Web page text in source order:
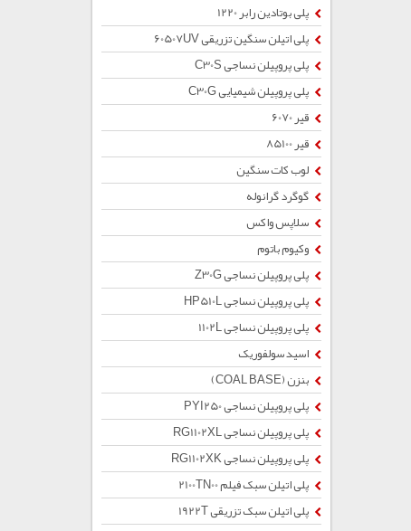
پلی بوتادین رابر 1220
پلی اتیلن سنگین تزریقی 60507UV
پلی پروپیلن نساجی C30S
پلی پروپیلن شیمیایی C30G
قیر 6070
قیر 85100
لوب کات سنگین
گوگرد گرانوله
سلاپس واکس
وکیوم باتوم
پلی پروپیلن نساجی Z30G
پلی پروپیلن نساجی HP510L
پلی پروپیلن نساجی 1102L
اسید سولفوریک
بنزن (COAL BASE)
پلی پروپیلن نساجی PYI250
پلی پروپیلن نساجی RG1102XL
پلی پروپیلن نساجی RG1102XK
پلی اتیلن سبک فیلم 2100TN00
پلی اتیلن سبک تزریقی 1922T